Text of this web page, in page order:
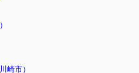
崎市）